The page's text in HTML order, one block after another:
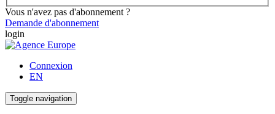
Vous n'avez pas d'abonnement ?
Demande d'abonnement
login
Connexion
EN
Toggle navigation